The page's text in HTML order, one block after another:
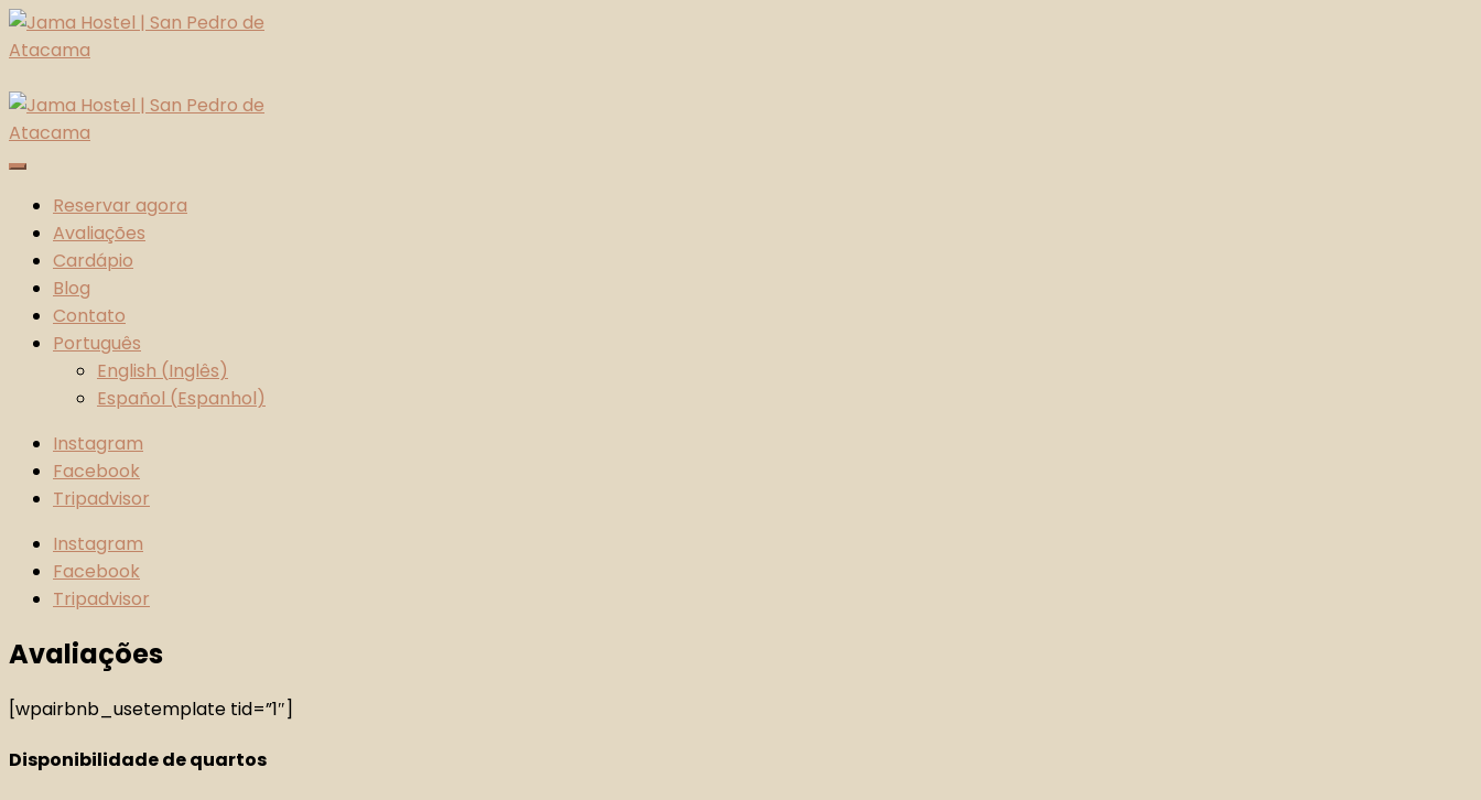
Skip
to
Jama Hostel | San Pedro de Atacama
Atacama Desert
Reservar agora
Avaliações
Cardápio
Blog
Contato
Português
English (Inglês)
Español (Espanhol)
Instagram
Facebook
Tripadvisor
Instagram
Facebook
Tripadvisor
Avaliações
[wpairbnb_usetemplate tid=”1″]
Disponibilidade de quartos